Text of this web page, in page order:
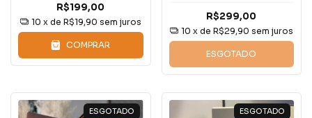
R$199,00
10 x de R$19,90 sem juros
COMPRAR
R$299,00
10 x de R$29,90 sem juros
ESGOTADO
ESGOTADO ESGOTADO